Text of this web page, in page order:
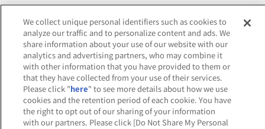
関連会社 サステナビリティ サイトポリシー
プライバシーポリシー
ウェブアクセシビリティ方針と検証結果
お取引先さまとともに 食品のご提供について
カスタマーハラスメント対応方針
We collect unique personal identifiers such as cookies to
analyze our traffic and to personalize content and ads. We
share information about your use of our website with our
analytics and advertising partners, who may combine it
with other information that you have provided to them or
that they have collected from your use of their services.
Please click "here" to see more details about how we use
cookies and the retention period of each cookie. You have
the right to opt out of our sharing of your information
with our partners. Please click [Do Not Share My Personal